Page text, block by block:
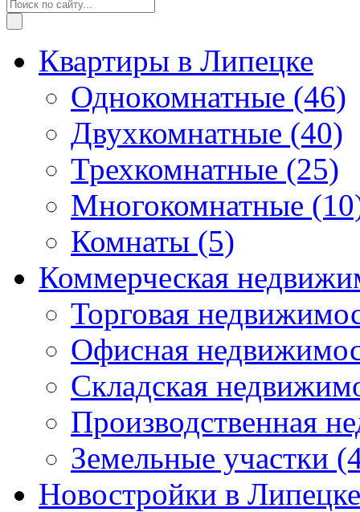
Квартиры в Липецке
Однокомнатные (46)
Двухкомнатные (40)
Трехкомнатные (25)
Многокомнатные
Комнаты (5)
Коммерческая
Торговая
Офисная
Складская
Производственная
Земельные участки
Новостройки в Липецке